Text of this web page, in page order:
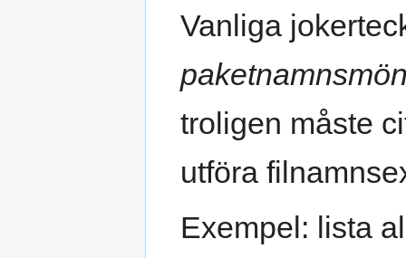
Vanliga
troligen måste
utföra
Exempel: lista